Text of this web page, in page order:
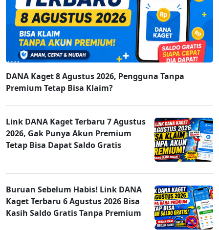
DANA Kaget 8 Agustus 2026, Pengguna Tanpa
Premium Tetap Bisa Klaim?
Link DANA Kaget Terbaru 7 Agustus
2026, Gak Punya Akun Premium
Tetap Bisa Dapat Saldo Gratis
Buruan Sebelum Habis! Link DANA
Kaget Terbaru 6 Agustus 2026 Bisa
Kasih Saldo Gratis Tanpa Premium